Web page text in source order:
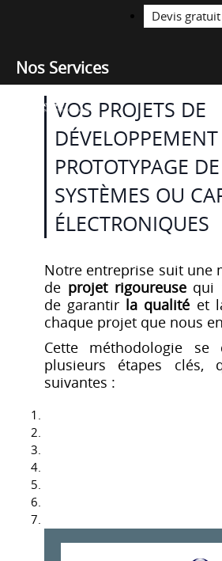
Devis gratuit
Nos Services
VOS PROJETS DE
PROTOTYPAGE DE
SYSTÈMES OU
ÉLECTRONIQUES
Notre entreprise suit une
de projet rigoureusequi
de garantir la qualité et
chaque projet que nous
Cette méthodologie se
plusieurs étapes clés,
suivantes :